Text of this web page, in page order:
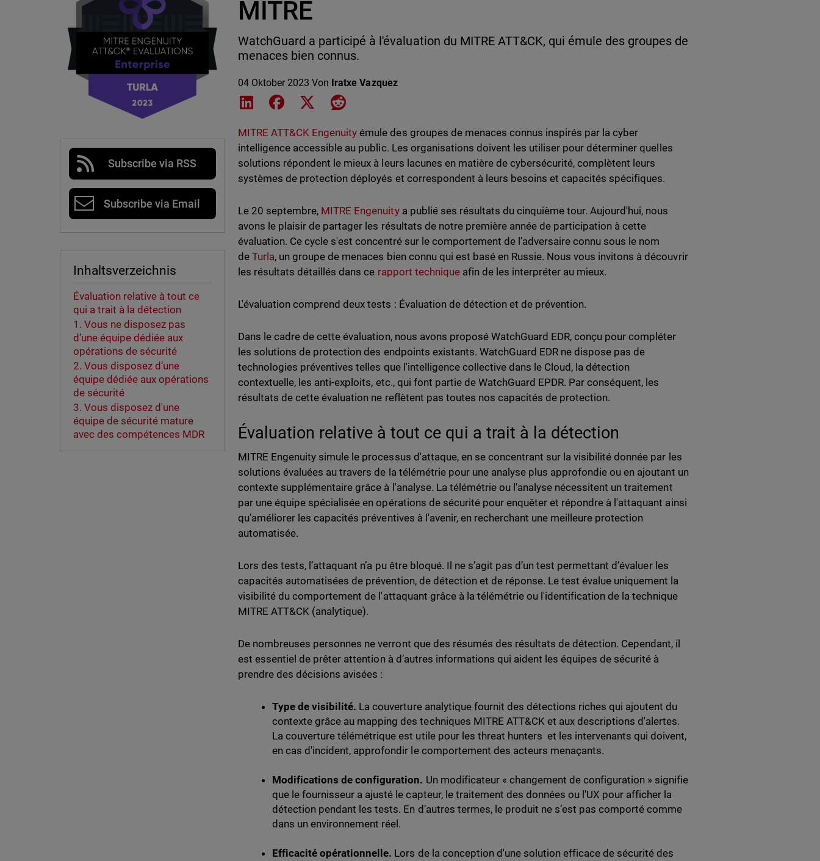
Subscribe via RSS
Subscribe via Email
Inhaltsverzeichnis
Évaluation relative à tout ce
qui a trait à la détection
1. Vous ne disposez pas
d’une équipe dédiée aux
opérations de sécurité
2. Vous disposez d’une
équipe dédiée aux opérations
de sécurité
3. Vous disposez d'une
équipe de sécurité mature
avec des compétences MDR
MITRE
WatchGuard a participé à l'évaluation du MITRE ATT&CK, qui émule des groupes de
menaces bien connus.
04 Oktober 2023 Von Iratxe Vazquez
Share on LinkedIn
Share on Facebook
Share on XShare on Reddit
MITRE ATT&CK Engenuity émule des groupes de menaces connus inspirés par la cyber
intelligence accessible au public. Les organisations doivent les utiliser pour déterminer quelles
solutions répondent le mieux à leurs lacunes en matière de cybersécurité, complètent leurs
systèmes de protection déployés et correspondent à leurs besoins et capacités spécifiques.
Le 20 septembre, MITRE Engenuitya publié ses résultats du cinquième tour. Aujourd'hui, nous
avons le plaisir de partager les résultats de notre première année de participation à cette
évaluation. Ce cycle s'est concentré sur le comportement de l'adversaire connu sous le nom
deTurla, un groupe de menaces bien connu qui est basé en Russie. Nous vous invitons à découvrir
les résultats détaillés dans ce rapport techniqueafin de les interpréter au mieux.
L'évaluation comprend deux tests : Évaluation de détection et de prévention.
Dans le cadre de cette évaluation, nous avons proposé WatchGuard EDR, conçu pour compléter
les solutions de protection des endpoints existants. WatchGuard EDR ne dispose pas de
technologies préventives telles que l'intelligence collective dans le Cloud, la détection
contextuelle, les anti-exploits, etc., qui font partie de WatchGuard EPDR. Par conséquent, les
résultats de cette évaluation ne reflètent pas toutes nos capacités de protection.
Évaluation relative à tout ce qui a trait à la détection
MITRE Engenuity simule le processus d'attaque, en se concentrant sur la visibilité donnée par les
solutions évaluées au travers de la télémétrie pour une analyse plus approfondie ou en ajoutant un
contexte supplémentaire grâce à l'analyse. La télémétrie ou l'analyse nécessitent un traitement
par une équipe spécialisée en opérations de sécurité pour enquêter et répondre à l'attaquant ainsi
qu’améliorer les capacités préventives à l'avenir, en recherchant une meilleure protection
automatisée.
Lors des tests, l’attaquant n’a pu être bloqué. Il ne s’agit pas d’un test permettant d’évaluer les
capacités automatisées de prévention, de détection et de réponse. Le test évalue uniquement la
visibilité du comportement de l'attaquant grâce à la télémétrie ou l'identification de la technique
MITRE ATT&CK (analytique).
De nombreuses personnes ne verront que des résumés des résultats de détection. Cependant, il
est essentiel de prêter attention à d’autres informations qui aident les équipes de sécurité à
prendre des décisions avisées :
Type de visibilité. La couverture analytique fournit des détections riches qui ajoutent du
contexte grâce au mapping des techniques MITRE ATT&CK et aux descriptions d'alertes.
La couverture télémétrique est utile pour les threat hunters et les intervenants qui doivent,
en cas d'incident, approfondir le comportement des acteurs menaçants.
Modifications de configuration. Un modificateur « changement de configuration » signifie
que le fournisseur a ajusté le capteur, le traitement des données ou l'UX pour afficher la
détection pendant les tests. En d’autres termes, le produit ne s’est pas comporté comme
dans un environnement réel.
Efficacité opérationnelle. Lors de la conception d'une solution efficace de sécurité des